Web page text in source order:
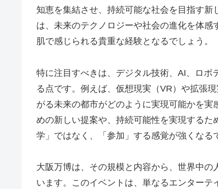
知恵を集結させ、持続可能な社会を目指す
は、未来のテクノロジーや社会の進化を体
肌で感じられる貴重な経験となるでしょう。
特に注目すべきは、デジタル技術、AI、ロ
る点です。例えば、仮想現実（VR）や拡張
がる未来の都市がどのように実現可能かを
めの新しい提案や、持続可能性を実現する
学」ではなく、「参加」する感覚が強くなる
大阪万博は、その規模と内容から、世界中
います。このイベントは、単なるエンター